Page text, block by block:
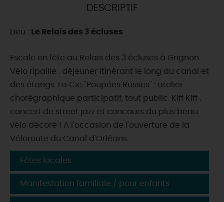
CE WEEK-END
CETTE SEMAINE
TOUT L'AGENDA
DESCRIPTIF
Lieu : Le Relais des 3 écluses
Escale en fête au Relais des 3 écluses à Grignon.
Vélo ripaille : déjeuner itinérant le long du canal et
des étangs. La Cie "Poupées Russes" : atelier
chorégraphique participatif, tout public. Kiff Kiff :
concert de street jazz et concours du plus beau
vélo décoré ! A l'occasion de l'ouverture de la
Véloroute du Canal d'Orléans.
Fêtes locales
Manifestation familiale / pour enfants